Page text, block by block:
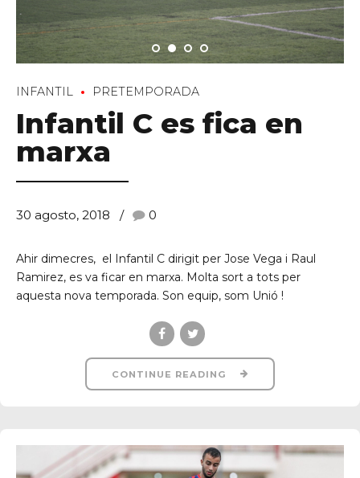
INFANTIL PRETEMPORADA
Infantil C es fica en
marxa
30 agosto, 2018 0
Ahir dimecres, el Infantil C dirigit per Jose Vega i Raul
Ramirez, es va ficar en marxa. Molta sort a tots per
aquesta nova temporada. Son equip, som Unió !
CONTINUE READING